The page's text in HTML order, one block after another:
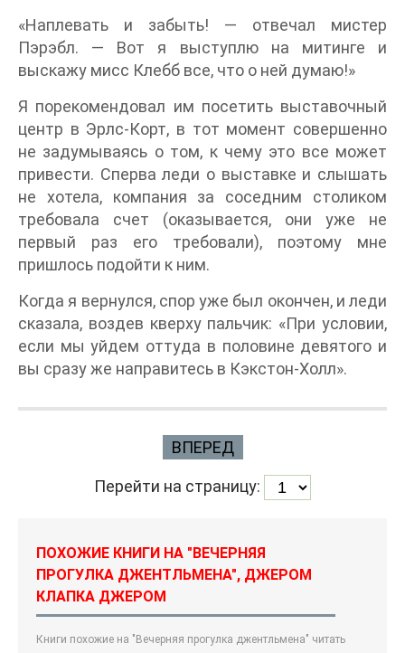
«Наплевать и забыть! — отвечал мистер
Пэрэбл. — Вот я выступлю на митинге и
выскажу мисс Клебб все, что о ней думаю!»
Я порекомендовал им посетить выставочный
центр в Эрлс-Корт, в тот момент совершенно
не задумываясь о том, к чему это все может
привести. Сперва леди о выставке и слышать
не хотела, компания за соседним столиком
требовала счет (оказывается, они уже не
первый раз его требовали), поэтому мне
пришлось подойти к ним.
Когда я вернулся, спор уже был окончен, и леди
сказала, воздев кверху пальчик: «При условии,
если мы уйдем оттуда в половине девятого и
вы сразу же направитесь в Кэкстон-Холл».
ВПЕРЕД
Перейти на страницу:
ПОХОЖИЕ КНИГИ НА "ВЕЧЕРНЯЯ
ПРОГУЛКА ДЖЕНТЛЬМЕНА", ДЖЕРОМ
КЛАПКА ДЖЕРОМ
Книги похожие на "Вечерняя прогулка джентльмена" читать